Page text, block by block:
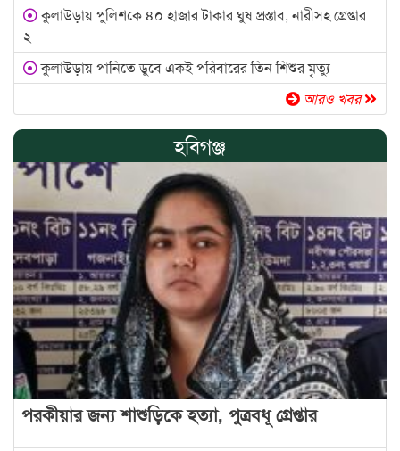
কুলাউড়ায় পুলিশকে ৪০ হাজার টাকার ঘুষ প্রস্তাব, নারীসহ গ্রেপ্তার
২
কুলাউড়ায় পানিতে ডুবে একই পরিবারের তিন শিশুর মৃত্যু
আরও খবর
হবিগঞ্জ
পরকীয়ার জন্য শাশুড়িকে হত্যা, পুত্রবধূ গ্রেপ্তার